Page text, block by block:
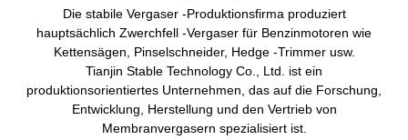
Die stabile Vergaser -Produktionsfirma produziert
hauptsächlich Zwerchfell -Vergaser für Benzinmotoren wie
Kettensägen, Pinselschneider, Hedge -Trimmer usw.
Tianjin Stable Technology Co., Ltd. ist ein
produktionsorientiertes Unternehmen, das auf die Forschung,
Entwicklung, Herstellung und den Vertrieb von
Membranvergasern spezialisiert ist.